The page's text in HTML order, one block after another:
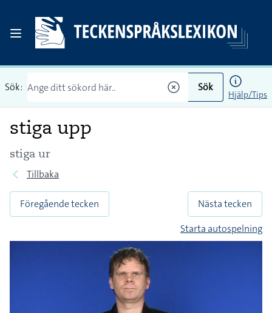
Sök: Sök
Hjälp/Tips
stiga upp
stiga ur
Tillbaka
Föregående tecken
Nästa tecken
Starta autospelning